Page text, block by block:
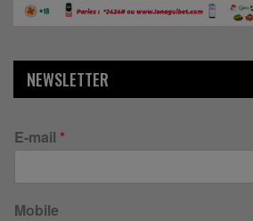
NEWSLETTER
E-mail *
Mobile